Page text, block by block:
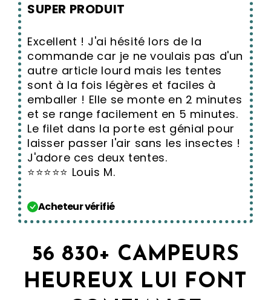
SUPER PRODUIT
Excellent ! J'ai hésité lors de la
commande car je ne voulais pas d'un
autre article lourd mais les tentes
sont à la fois légères et faciles à
emballer ! Elle se monte en 2 minutes
et se range facilement en 5 minutes.
Le filet dans la porte est génial pour
laisser passer l'air sans les insectes !
J'adore ces deux tentes.
⭐⭐⭐⭐⭐ Louis M.
Acheteur vérifié
56 830+ CAMPEURS
HEUREUX LUI FONT